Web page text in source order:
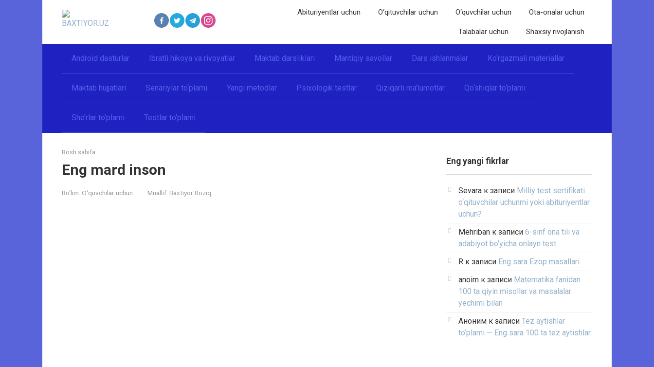
Abituriyentlar uchun O‘qituvchilar uchun O‘quvchilar uchun Ota-onalar uchun
Talabalar uchun Shaxsiy rivojlanish
Android dasturlar Ibratli hikoya va rivoyatlar Maktab darsliklari Mantiqiy savollar Dars ishlanmalar Ko‘rgazmali materiallar
Maktab hujjatlari Senariylar to‘plami Yangi metodlar Psixologik testlar Qiziqarli ma’lumotlar Qo‘shiqlar to‘plami
She’rlar to‘plami Testlar to‘plami
Bosh sahifa
Eng mard inson
Bo‘lim: O‘quvchilar uchun Muallif: Baxtiyor Roziq
Eng yangi fikrlar
Sevara к записи Milliy test sertifikati
o‘qituvchilar uchunmi yoki abituriyentlar
uchun?
Mehriban к записи 6-sinf ona tili va
adabiyot bo‘yicha onlayn test
R к записи Eng sara Ezop masallari
anoim к записи Matematika fanidan
100 ta qiyin misollar va masalalar
yechimi bilan
Аноним к записи Tez aytishlar
to‘plami — Eng sara 100 ta tez aytishlar